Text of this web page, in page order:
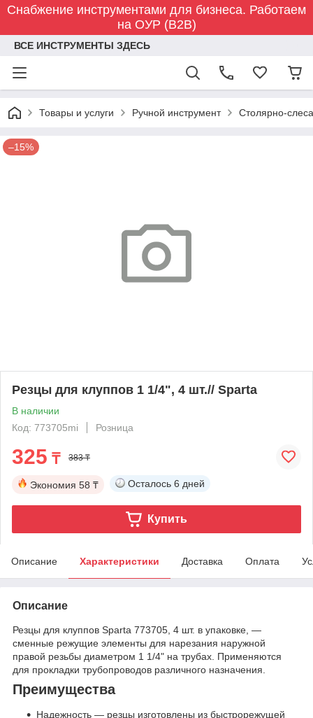
Снабжение инструментами для бизнеса. Работаем
на ОУР (B2B)
ВСЕ ИНСТРУМЕНТЫ ЗДЕСЬ
Товары и услуги Ручной инструмент Столярно-
–15%
Резцы для клуппов 1 1/4", 4 шт.// Sparta
В наличии
Код: 773705mi
Розница
325 ₸ 383 ₸
Экономия 58 ₸ Осталось 6 дней
Купить
Описание Характеристики Доставка Оплата
Описание
Резцы для клуппов Sparta 773705, 4 шт. в упаковке, —
сменные режущие элементы для нарезания наружной
правой резьбы диаметром 1 1/4" на трубах. Применяются
для прокладки трубопроводов различного назначения.
Преимущества
Надежность — резцы изготовлены из быстрорежущей